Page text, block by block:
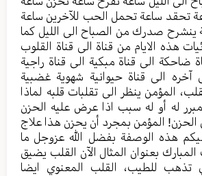
تحقد ساعة تحمل الحب للآخرين ساعة
صدرك من الصباح الى الليل كما
هذه الايام من قناة الى قناة القلوب
ضاحكة الى قناة مبكية الى قناة راجية
آخره الى قناة حيوانية شهوية غضبية
المؤمن ينظر الى تقلبات قلبه لماذا
له أو له سبب اذا عرض عليه الحزن
الحزن! المؤمن بمجرد أن يحزن هذا علاج
هذه الوصفة بفضل الله عزوجل ما
المبارك بعنوان المثال الآن القلب يضيق
تذهب للطيب، القلب المعنوي ايضا